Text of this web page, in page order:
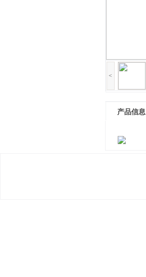
<
产品信息